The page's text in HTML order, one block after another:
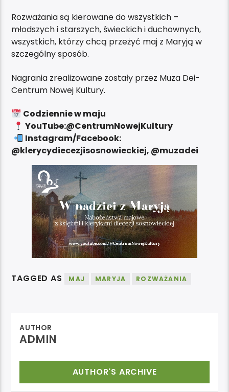
Rozważania są kierowane do wszystkich –
młodszych i starszych, świeckich i duchownych,
wszystkich, którzy chcą przeżyć maj z Maryją w
szczególny sposób.
Nagrania zrealizowane zostały przez Muza Dei-
Centrum Nowej Kultury.
Codziennie w maju
YouTube:@CentrumNowejKultury
Instagram/Facebook:
@klerycydiecezjisosnowieckiej, @muzadei
TAGGED AS MAJ MARYJA ROZWAŻANIA
AUTHOR
ADMIN
AUTHOR'S ARCHIVE